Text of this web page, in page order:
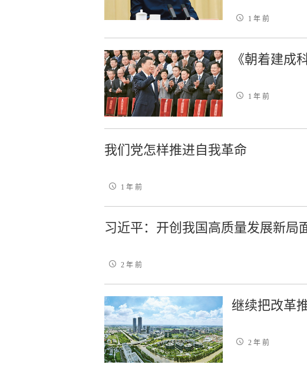
1 年 前
《朝着建成
1 年 前
我们党怎样推进自我革命
1 年 前
习近平：开创我国高质量发展新局
2 年 前
继续把改革
2 年 前